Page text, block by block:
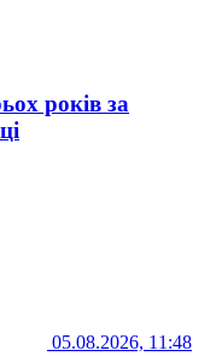
років за
05.08.2026, 11:48